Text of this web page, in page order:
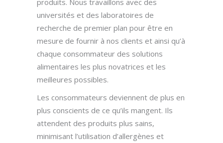
produits. Nous travaillons avec des
universités et des laboratoires de
recherche de premier plan pour être en
mesure de fournir à nos clients et ainsi qu’à
chaque consommateur des solutions
alimentaires les plus novatrices et les
meilleures possibles.
Les consommateurs deviennent de plus en
plus conscients de ce qu’ils mangent. Ils
attendent des produits plus sains,
minimisant l’utilisation d’allergènes et